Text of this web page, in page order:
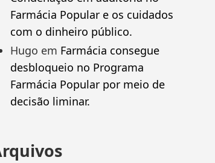
Farmácia Popular e os cuidados
com o dinheiro público.
Hugo em Farmácia consegue
desbloqueio no Programa
Farmácia Popular por meio de
decisão liminar.